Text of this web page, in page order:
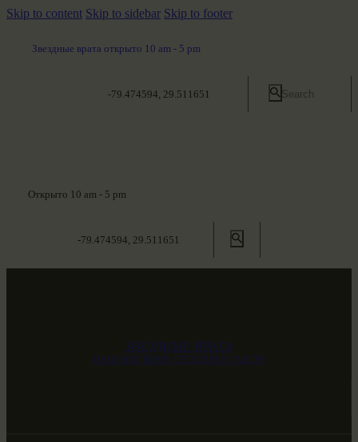
Skip to content Skip to sidebar Skip to footer
Звездные врата открыто 10 am - 5 pm
-79.474594, 29.511651
Открыто 10 am - 5 pm
-79.474594, 29.511651
ЗВЕЗДНЫЕ ВРАТА
НАШ МИР ВЧЕРА СЕГОДНЯ И ЗАВТРА